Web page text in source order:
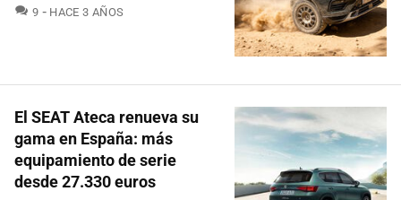
9 COMENTARIOS
HACE 3 AÑOS
El SEAT Ateca renueva su
gama en España: más
equipamiento de serie
desde 27.330 euros